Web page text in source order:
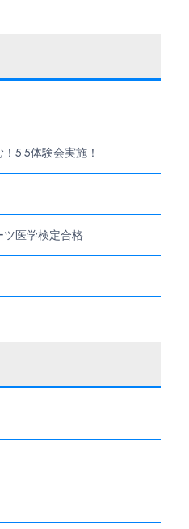
5.5体験会実施！
医学検定合格